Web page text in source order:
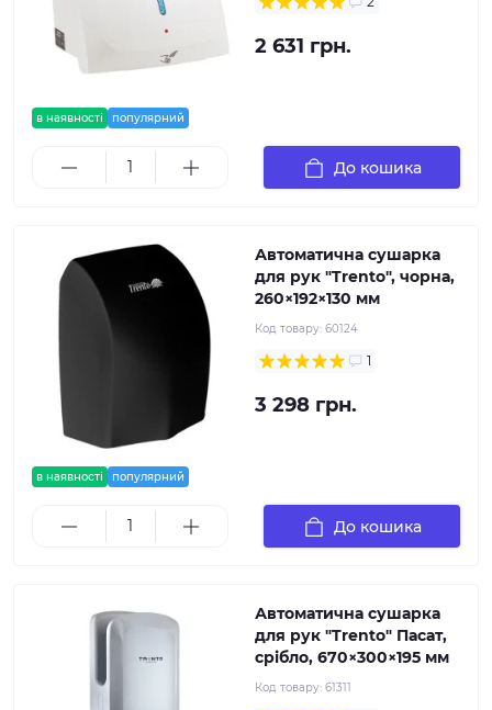
в наявності популярний
2 631 грн.
До кошика
в наявності популярний
Автоматична сушарка
для рук "Trento", чорна,
260×192×130 мм
Код товару: 60124
1
3 298 грн.
До кошика
Автоматична сушарка
для рук "Trento" Пасат,
срібло, 670×300×195 мм
Код товару: 61311